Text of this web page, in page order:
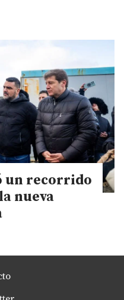
un recorrido
nueva